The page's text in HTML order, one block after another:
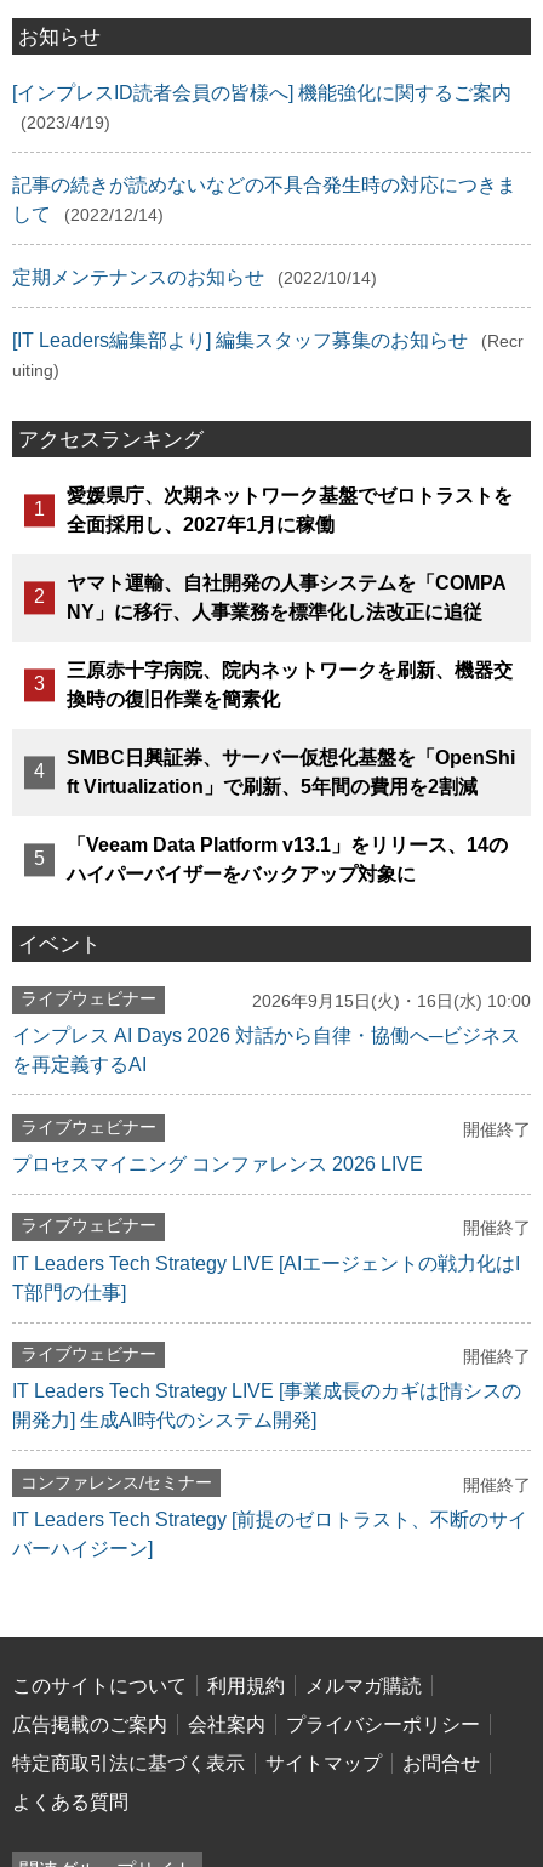
お知らせ
[インプレスID読者会員の皆様へ] 機能強化に関するご案内
(2023/4/19)
記事の続きが読めないなどの不具合発生時の対応につきま
して
(2022/12/14)
定期メンテナンスのお知らせ (2022/10/14)
[IT Leaders編集部より] 編集スタッフ募集のお知らせ
(Recr
uiting)
アクセスランキング
愛媛県庁、次期ネットワーク基盤でゼロトラストを
全面採用し、2027年1月に稼働
ヤマト運輸、自社開発の人事システムを「COMPA
NY」に移行、人事業務を標準化し法改正に追従
三原赤十字病院、院内ネットワークを刷新、機器交
換時の復旧作業を簡素化
SMBC日興証券、サーバー仮想化基盤を「OpenShi
ft Virtualization」で刷新、5年間の費用を2割減
「Veeam Data Platform v13.1」をリリース、14の
ハイパーバイザーをバックアップ対象に
イベント
ライブウェビナー 2026年9月15日(火)・16日(水) 10:00
インプレス AI Days 2026 対話から自律・協働へ─ビジネス
を再定義するAI
ライブウェビナー 開催終了
プロセスマイニング コンファレンス 2026 LIVE
ライブウェビナー 開催終了
IT Leaders Tech Strategy LIVE [AIエージェントの戦力化はI
T部門の仕事]
ライブウェビナー 開催終了
IT Leaders Tech Strategy LIVE [事業成長のカギは[情シスの
開発力] 生成AI時代のシステム開発]
コンファレンス/セミナー 開催終了
IT Leaders Tech Strategy [前提のゼロトラスト、不断のサイ
バーハイジーン]
このサイトについて 利用規約
メルマガ購読
広告掲載のご案内
会社案内
プライバシーポリシー
特定商取引法に基づく表示
サイトマップ
お問合せ
よくある質問